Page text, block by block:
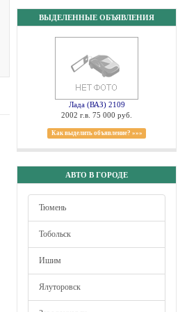
ВЫДЕЛЕННЫЕ ОБЪЯВЛЕНИЯ
Лада (ВАЗ) 2109
2002 г.в. 75 000 руб.
Как выделить объявление? »»»
АВТО В ГОРОДЕ
Тюмень
Тобольск
Ишим
Ялуторовск